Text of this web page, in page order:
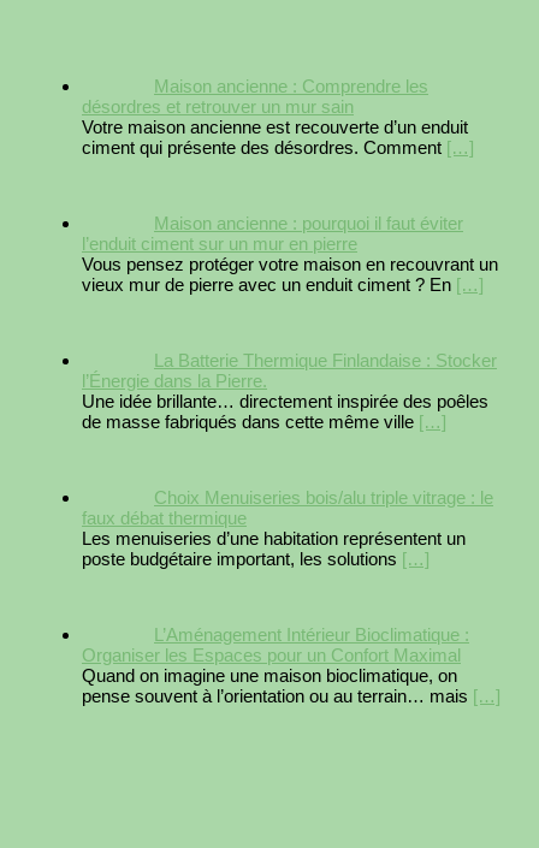
Maison ancienne : Comprendre les
désordres et retrouver un mur sain
Votre maison ancienne est recouverte d’un enduit
ciment qui présente des désordres. Comment […]
Maison ancienne : pourquoi il faut éviter
l’enduit ciment sur un mur en pierre
Vous pensez protéger votre maison en recouvrant un
vieux mur de pierre avec un enduit ciment ? En […]
La Batterie Thermique Finlandaise : Stocker
l’Énergie dans la Pierre.
Une idée brillante… directement inspirée des poêles
de masse fabriqués dans cette même ville […]
Choix Menuiseries bois/alu triple vitrage : le
faux débat thermique
Les menuiseries d’une habitation représentent un
poste budgétaire important, les solutions […]
L’Aménagement Intérieur Bioclimatique :
Organiser les Espaces pour un Confort Maximal
Quand on imagine une maison bioclimatique, on
pense souvent à l’orientation ou au terrain… mais […]